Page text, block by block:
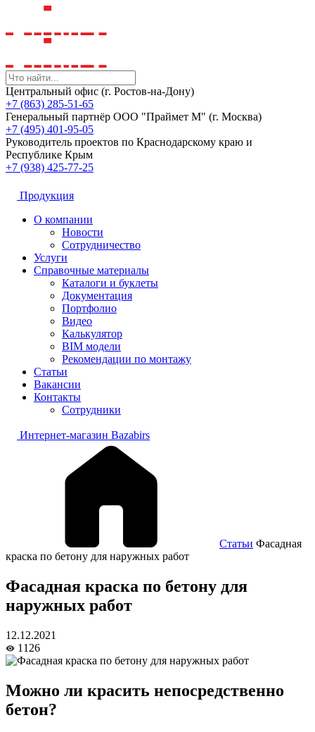
Центральный офис (г. Ростов-на-Дону)
+7 (863) 285-51-65
Генеральный партнёр ООО "Праймет М" (г. Москва)
+7 (495) 401-95-05
Руководитель проектов по Краснодарскому краю и
Республике Крым
+7 (938) 425-77-25
Продукция
О компании
Новости
Сотрудничество
Услуги
Справочные материалы
Каталоги и буклеты
Документация
Портфолио
Видео
Калькулятор
BIM модели
Рекомендации по монтажу
Статьи
Вакансии
Контакты
Сотрудники
Интернет-магазин Bazabirs
Статьи Фасадная
краска по бетону для наружных работ
Фасадная краска по бетону для
наружных работ
12.12.2021
1126
Можно ли красить непосредственно
бетон?